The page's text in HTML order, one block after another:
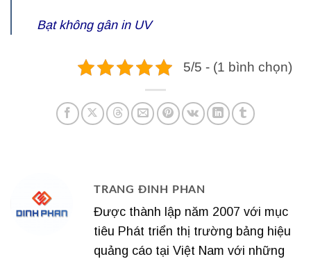
Bạt không gân in UV
5/5 - (1 bình chọn)
TRANG ĐINH PHAN
Được thành lập năm 2007 với mục
tiêu Phát triển thị trường bảng hiệu
quảng cáo tại Việt Nam với những